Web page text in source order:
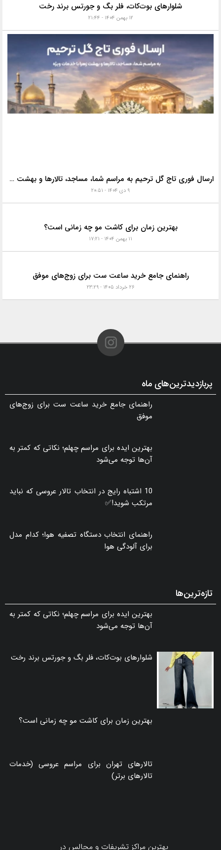
شلوارهای بوت‌کات، فلر بگ و جورتس برند رخت
۱۲ بهمن ۱۴۰۴ - ۲۱:۴۴
ارسال فوری تاج گل ترحیم به مراسم شما، مساجد، تالارها و بهشت زهرا با خدمات ویژه
۹ دی ۱۴۰۴ - ۲۰:۵۱
بهترین زمان برای کاشت مو چه زمانی است؟
۱۱ بهمن ۱۴۰۴ - ۱۷:۲۱
راهنمای جامع خرید ساعت ست برای زوج‌های موفق
۲۶ خرداد ۱۴۰۵ - ۲۳:۲۹
پربازدیدترین‌های ماه
راهنمای جامع خرید ساعت ست برای زوج‌های
موفق
بهترین ایده برای مراسم چهلم؛ نکاتی که کمتر به
آن‌ها توجه می‌شود
10 اشتباه رایج در انتخاب تالار عروسی که نباید
مرتکب شوید!✅
راهنمای انتخاب دستگاه تصفیه هوا؛ کدام مدل
برای آلودگی هوا
تازه‌ترین‌ها
بهترین ایده برای مراسم چهلم؛ نکاتی که کمتر به
آن‌ها توجه می‌شود
شلوارهای بوت‌کات، فلر بگ و جورتس برند رخت
بهترین زمان برای کاشت مو چه زمانی است؟
تالارهای تهران برای مراسم عروسی (خدمات
تالارهای برتر)
بهترین مراکز تشریفات و مجالس در